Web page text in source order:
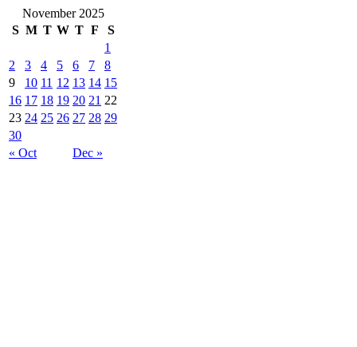
November 2025
S M T W T F S
« Oct Dec »
1
2
3 4 5 6 7
8
9
10 11 12 13 14 15
16 17 18 19 20 21 22
23 24 25 26 27 28 29
30